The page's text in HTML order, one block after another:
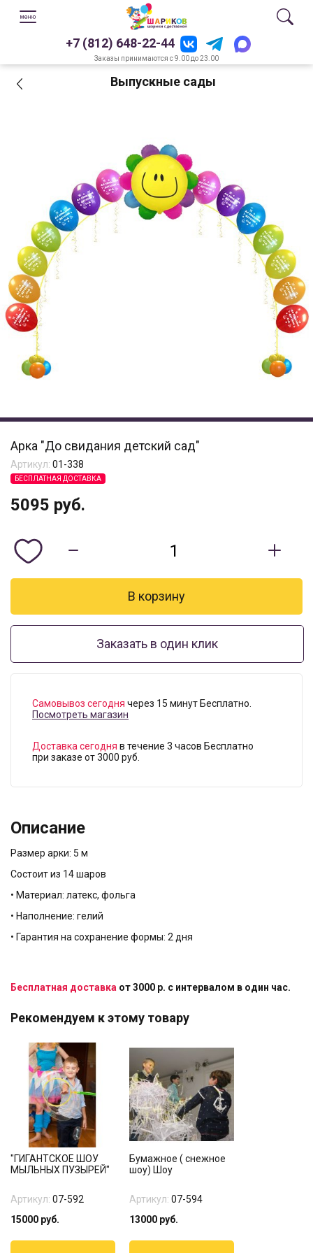
+7 (812) 648-22-44
Заказы принимаются с 9.00 до 23.00
Выпускные сады
Арка "До свидания детский сад"
Артикул: 01-338
БЕСПЛАТНАЯ ДОСТАВКА
5095 руб.
Заказать в один клик
Самовывоз сегодня через 15 минут Бесплатно.
Посмотреть магазин
Доставка сегодня в течение 3 часов Бесплатно
при заказе от 3000 руб.
Описание
Размер арки: 5 м
Состоит из 14 шаров
• Материал: латекс, фольга
• Наполнение: гелий
• Гарантия на сохранение формы: 2 дня
Бесплатная доставка от 3000 р. с интервалом в один час.
Рекомендуем к этому товару
"ГИГАНТСКОЕ ШОУ
МЫЛЬНЫХ ПУЗЫРЕЙ"
Артикул: 07-592
15000 руб.
Бумажное ( снежное
шоу) Шоу
Артикул: 07-594
13000 руб.